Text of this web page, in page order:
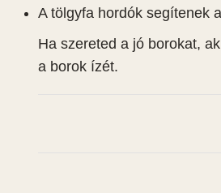
A tölgyfa hordók segítenek
Ha szereted a jó borokat,
a borok ízét.